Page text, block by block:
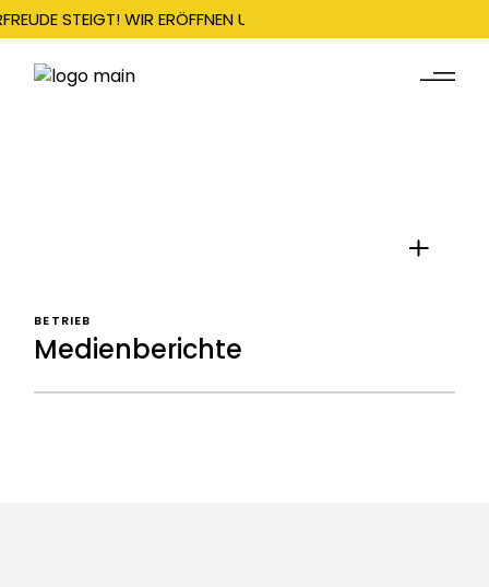
STEIGT! WIR ERÖFFNEN UNSERE SAISON AM 22.
BETRIEB
Medienberichte